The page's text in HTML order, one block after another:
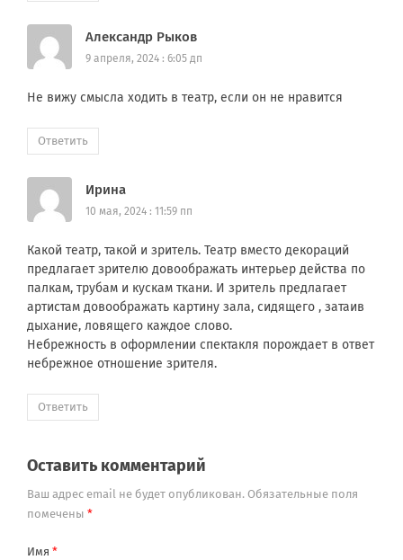
Александр Рыков
9 апреля, 2024 : 6:05 дп
Не вижу смысла ходить в театр, если он не нравится
Ответить
Ирина
10 мая, 2024 : 11:59 пп
Какой театр, такой и зритель. Театр вместо декораций
предлагает зрителю довоображать интерьер действа по
палкам, трубам и кускам ткани. И зритель предлагает
артистам довоображать картину зала, сидящего , затаив
дыхание, ловящего каждое слово.
Небрежность в оформлении спектакля порождает в ответ
небрежное отношение зрителя.
Ответить
Оставить комментарий
Ваш адрес email не будет опубликован. Обязательные поля
помечены *
Имя *